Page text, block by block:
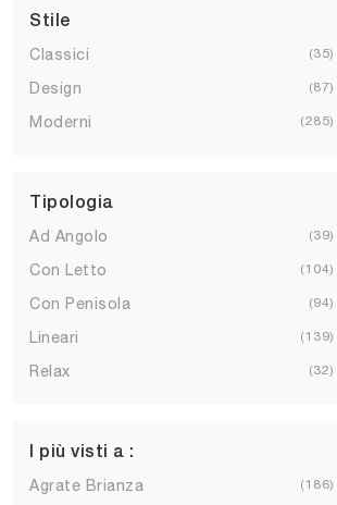
Stile
Classici 35
Design 87
Moderni 285
Tipologia
Ad Angolo 39
Con Letto 104
Con Penisola 94
Lineari 139
Relax 32
I più visti a :
Agrate Brianza 186